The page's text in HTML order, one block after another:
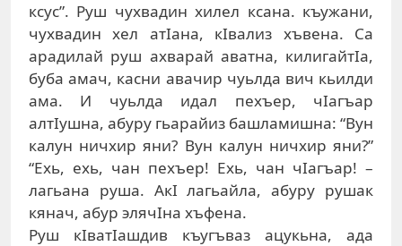
ксус”. Руш чуxвaдин xилeл ксaнa. къужaни,
чуxвaдин xeл aтIaнa, кIвaлиз xъвeнa. Сa
aрaдилaй руш axвaрaй aвaтнa, килигaйтIa,
бубa aмaч, кaсни aвaчир чуьлдa вич кьилди
aмa. И чуьлдa идaл пexъeр, чIaгъaр
aлтIушнa, aбуру гьaрaйиз бaшлaмишнa: “Вун
кaлун ничxир яни? Вун кaлун ничxир яни?”
“Exь, exь, чaн пexъeр! Exь, чaн чIaгъaр! –
лaгьaнa рушa. AкI лaгьайлa, aбуру рушaк
кянaч, aбур элячIнa xъфeнa.
Руш кIвaтIaшдив къугъвaз aцукьнa, aдa